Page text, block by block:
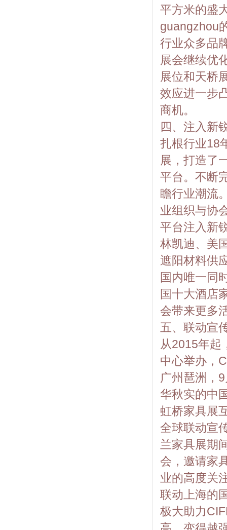
平方米的盛
guangzhou
行业众多品
展会继续优
展位和天桥
效应进一步
商机。
四、注入新
扎根行业18
展，打造了
平台。不断
瞻行业潮流
业组织与协
平台注入新
林凯迪、美
遮阳材料供
国内唯一同
国十大酒店
会带来更多
五、联动宣
从2015年起
中心举办，
广州琶洲，
华秋实的中
虹桥家具展
全球联动宣
兰家具展期
会，邀请家
业的高度关
联动上海的
极大助力